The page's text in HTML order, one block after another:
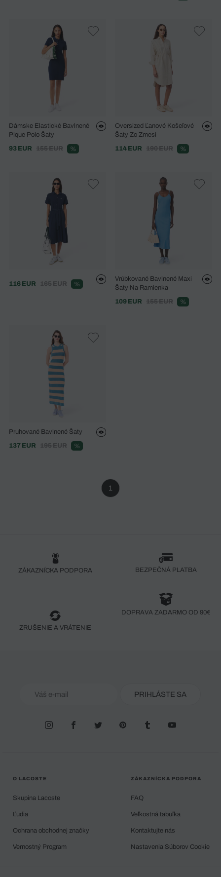
Dámske Elastické Bavlnené
Pique Polo Šaty
93 EUR
155 EUR %
Oversized Ľanové Košeľové
Šaty Zo Zmesi
114 EUR
190 EUR %
116 EUR 165 EUR %
Vrúbkované Bavlnené Maxi
Šaty Na Ramienka
109 EUR
155 EUR %
Pruhované Bavlnené Šaty
137 EUR
195 EUR %
1
ZÁKAZNÍCKA PODPORA BEZPEČNÁ PLATBA
ZRUŠENIE A VRÁTENIE
DOPRAVA ZADARMO OD 90€
PRIHLÁSTE SA
O LACOSTE
Skupina Lacoste
Ľudia
Ochrana obchodnej značky
Vernostný Program
ZÁKAZNÍCKA PODPORA
FAQ
Veľkostná tabuľka
Kontaktujte nás
Nastavenia Súborov Cookie